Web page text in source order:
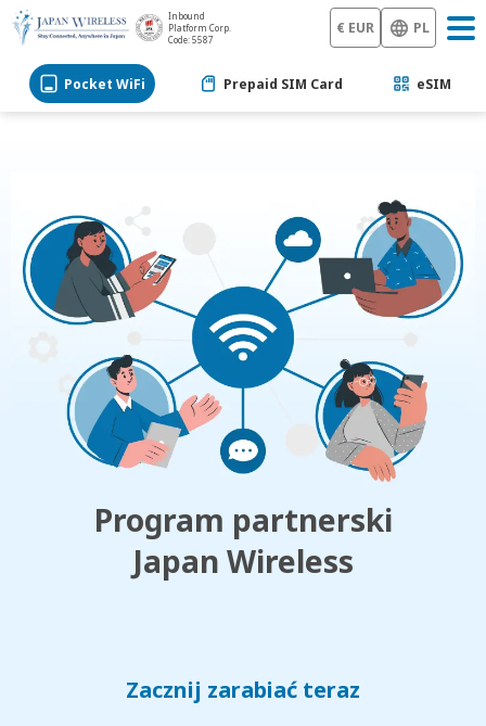
Inbound
Platform Corp.
Code: 5587
€ EUR PL
Pocket WiFi Prepaid SIM Card eSIM
Program partnerski
Japan Wireless
Zacznij zarabiać teraz